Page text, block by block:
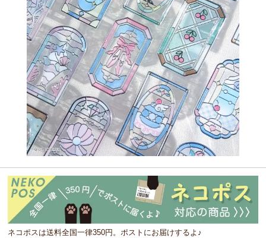
ネコポスは送料全国一律350円。ポストにお届けするよ♪